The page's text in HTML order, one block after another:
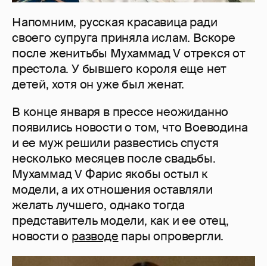
Напомним, русская красавица ради
своего супруга приняла ислам. Вскоре
после женитьбы Мухаммад V отрекся от
престола. У бывшего короля еще нет
детей, хотя он уже был женат.
В конце января в прессе неожиданно
появились новости о том, что Воеводина
и ее муж решили развестись спустя
несколько месяцев после свадьбы.
Мухаммад V Фарис якобы остыл к
модели, а их отношения оставляли
желать лучшего, однако тогда
представитель модели, как и ее отец,
новости о разводе пары опровергли.